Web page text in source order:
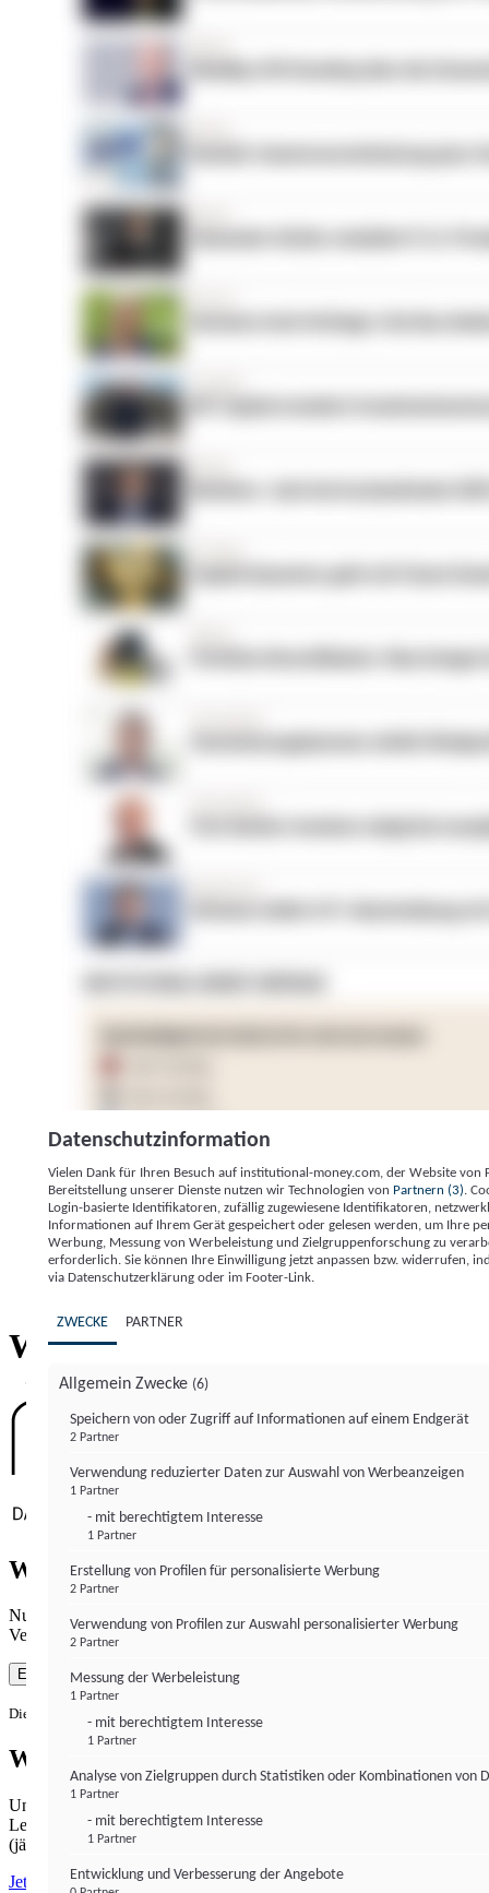
Institutional Money
ImpressumDatenschutzerklärung
Willkommen bei
Wie gewohnt mit Werbung lesen
Nutzen Sie institutional-money.com mit Ihrer Zustimmung zur
Verwendung von Cookies für Webanalyse und Werbemaßnahmen.
Einverstanden
Die Zustimmung ist jederzeit widerrufbar.
Werbefrei lesen
Unabhängiger Journalismus hat seinen Preis.
Lesen Sie institutional-money.com PUR für 33,99€ pro Monat
(jährliche Abrechnung).
Jetzt abonnieren
Datenschutzinformation
Vielen Dank für Ihren Besuch auf institutional-money.com, der Website von
Bereitstellung unserer Dienste nutzen wir Technologien von Partnern (3) .
Login-basierte Identifikatoren, zufällig zugewiesene Identifikatoren,
Informationen auf Ihrem Gerät gespeichert oder gelesen werden, um Ihre
Werbung, Messung von Werbeleistung und Zielgruppenforschung zu
erforderlich. Sie können Ihre Einwilligung jetzt anpassen bzw. widerrufen,
via Datenschutzerklärung oder im Footer-Link.
ZWECKE PARTNER
Allgemein Zwecke (6)
Speichern von oder Zugriff auf Informationen auf einem Endgerät
2 Partner
Verwendung reduzierter Daten zur Auswahl von Werbeanzeigen
1 Partner
- mit berechtigtem Interesse
1 Partner
Erstellung von Profilen für personalisierte Werbung
2 Partner
Verwendung von Profilen zur Auswahl personalisierter Werbung
2 Partner
Messung der Werbeleistung
1 Partner
- mit berechtigtem Interesse
1 Partner
Analyse von Zielgruppen durch Statistiken oder Kombinationen von
1 Partner
- mit berechtigtem Interesse
1 Partner
Entwicklung und Verbesserung der Angebote